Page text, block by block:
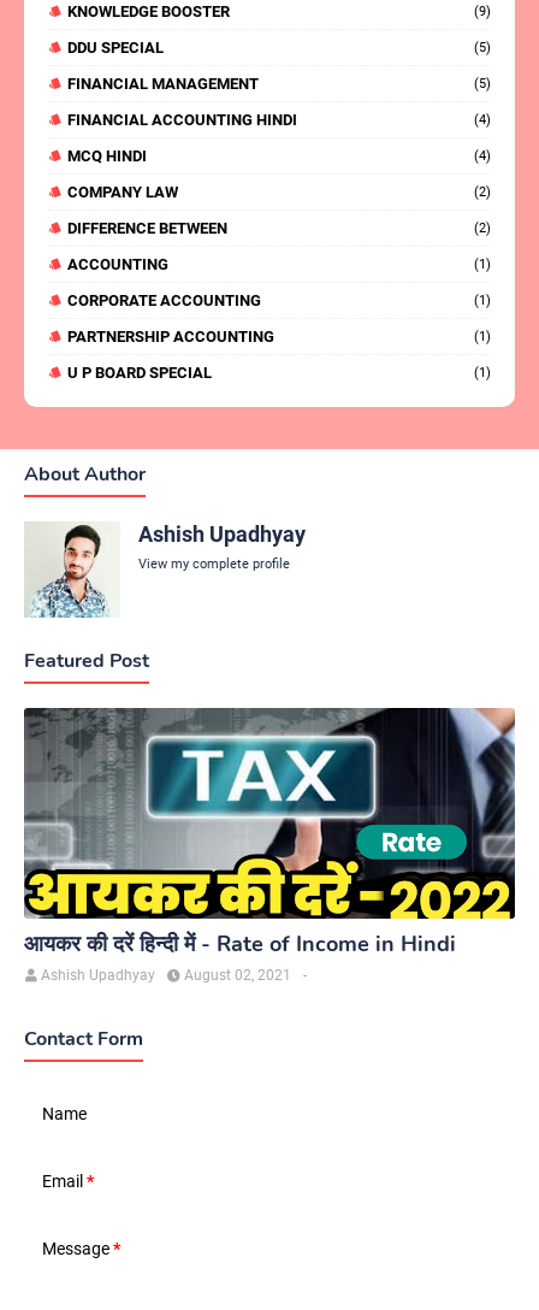
KNOWLEDGE BOOSTER (9)
DDU SPECIAL (5)
FINANCIAL MANAGEMENT (5)
FINANCIAL ACCOUNTING HINDI (4)
MCQ HINDI (4)
COMPANY LAW (2)
DIFFERENCE BETWEEN (2)
ACCOUNTING (1)
CORPORATE ACCOUNTING (1)
PARTNERSHIP ACCOUNTING (1)
U P BOARD SPECIAL (1)
About Author
Ashish Upadhyay
View my complete profile
Featured Post
आयकर की दरें हिन्दी में - Rate of Income in Hindi
Ashish Upadhyay -
August 02, 2021
Contact Form
Name
Email *
Message*